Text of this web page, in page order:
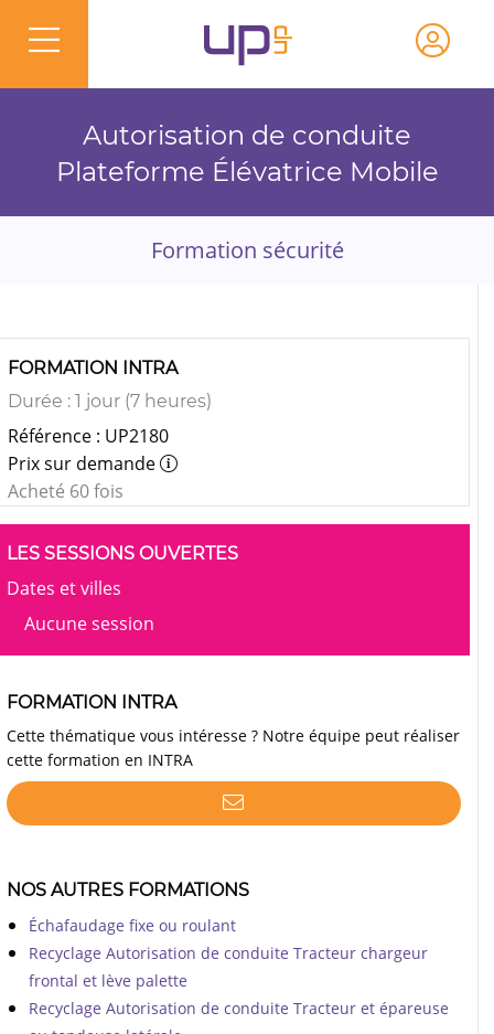
Autorisation de conduite
Plateforme Élévatrice Mobile
Formation sécurité
FORMATION INTRA
Durée : 1 jour (7 heures)
Référence : UP2180
Prix sur demande
Acheté 60 fois
LES SESSIONS OUVERTES
Dates et villes
Aucune session
FORMATION INTRA
Cette thématique vous intéresse ? Notre équipe peut réaliser
cette formation en INTRA
NOS AUTRES FORMATIONS
Échafaudage fixe ou roulant
Recyclage Autorisation de conduite Tracteur chargeur
frontal et lève palette
Recyclage Autorisation de conduite Tracteur et épareuse